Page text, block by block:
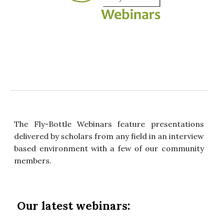
The Fly-Bottle Webinars feature presentations
delivered by scholars from any field in an interview
based environment with a few of our community
members.
Our latest webinars: